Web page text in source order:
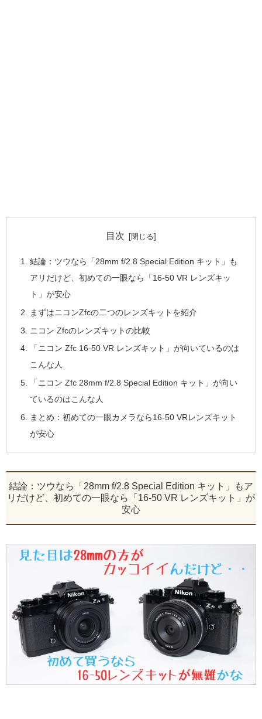
目次
結論：ツウなら「28mm f/2.8 Special Edition キット」も
アリだけど、初めての一眼なら「16-50 VR レンズキッ
ト」が安心
まずはニコンZfcの二つのレンズキットを紹介
ニコン Zfcのレンズキットの比較
「ニコン Zfc 16-50 VR レンズキット」が向いているのは
こんな人
「ニコン Zfc 28mm f/2.8 Special Edition キット」が向い
ているのはこんな人
まとめ：初めての一眼カメラなら16-50 VRレンズキット
が安心
結論：ツウなら「28mm f/2.8 Special Edition キット」もア
リだけど、初めての一眼なら「16-50 VR レンズキット」が
安心